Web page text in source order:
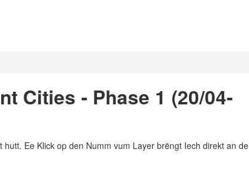
Cities - Phase 1 (20/04-
Ee Klick op den Numm vum Layer brëngt Iech direkt an de